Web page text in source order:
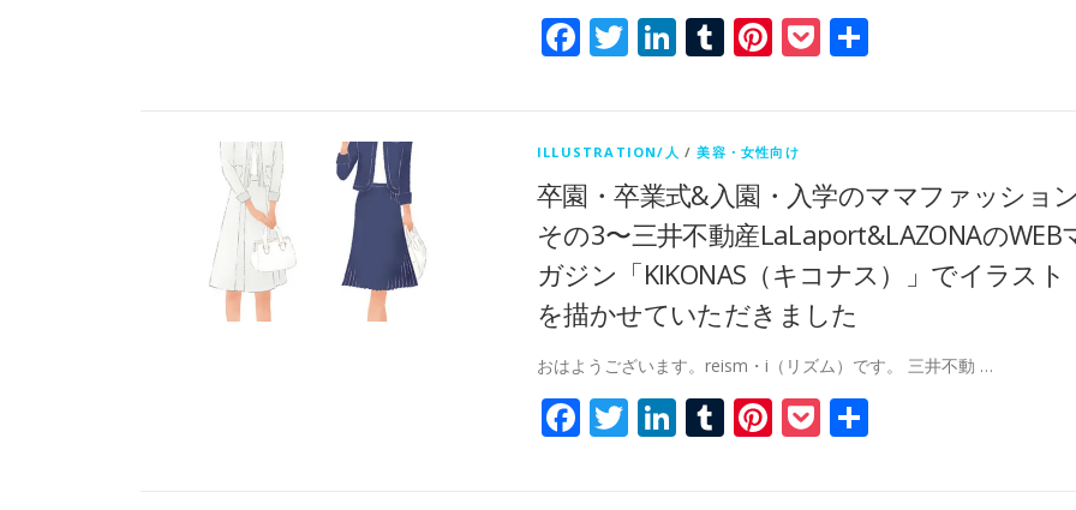
Facebook
Twitter
LinkedIn
Tumblr
Pinterest
Pocket
ILLUSTRATION/人 /美容・女性向け
卒園・卒業式&入園・入学のママファッショ
その3〜三井不動産LaLaport&LAZONAのWEB
ガジン「KIKONAS（キコナス）」でイラスト
を描かせていただきました
おはようございます。reism・i（リズム）です。 三井不動 …
Facebook
Twitter
LinkedIn
Tumblr
Pinterest
Pocket